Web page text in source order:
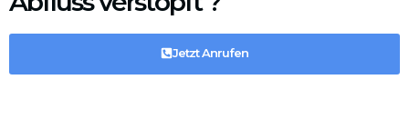
Jetzt Anrufen